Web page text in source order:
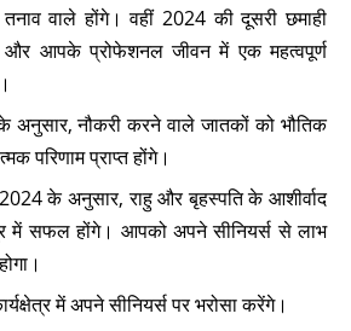
वाले होंगे। वहीं 2024 की दूसरी छमाही
और आपके प्रोफेशनल जीवन में एक महत्वपूर्ण
अनुसार, नौकरी करने वाले जातकों को भौतिक
परिणाम प्राप्त होंगे।
के अनुसार, राहु और बृहस्पति के आशीर्वाद
में सफल होंगे। आपको अपने सीनियर्स से लाभ
में अपने सीनियर्स पर भरोसा करेंगे।